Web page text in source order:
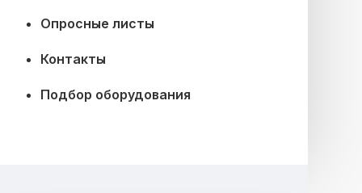
Опросные листы
Контакты
Подбор оборудования